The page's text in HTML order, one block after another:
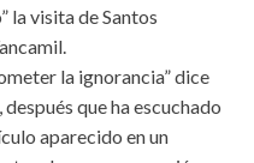
la visita de Santos
la ignorancia” dice
que ha escuchado
aparecido en un